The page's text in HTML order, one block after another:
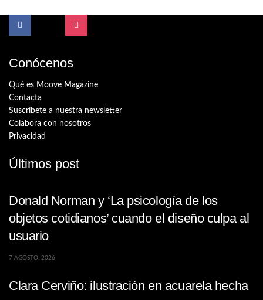
Conócenos
Qué es Moove Magazine
Contacta
Suscríbete a nuestra newsletter
Colabora con nosotros
Privacidad
Últimos post
Donald Norman y ‘La psicología de los
objetos cotidianos’ cuando el diseño culpa al
usuario
7 AGOSTO, 2026
Clara Cerviño: ilustración en acuarela hecha